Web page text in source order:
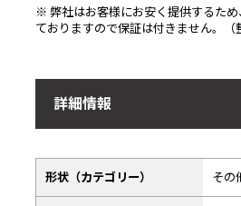
※ 弊社はお客様にお安く提供するた
ておりますので保証は付きません。（
詳細情報
形状（カテゴリー） その